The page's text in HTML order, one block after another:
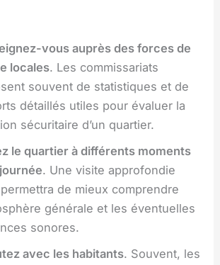
vous auprès des forces de
locales. Les commissariats
souvent de statistiques et de
détaillés utiles pour évaluer la
sécuritaire d’un quartier.
le quartier à différents moments
. Une visite approfondie
de mieux comprendre
générale et les éventuelles
sonores.
avec les habitants. Souvent, les